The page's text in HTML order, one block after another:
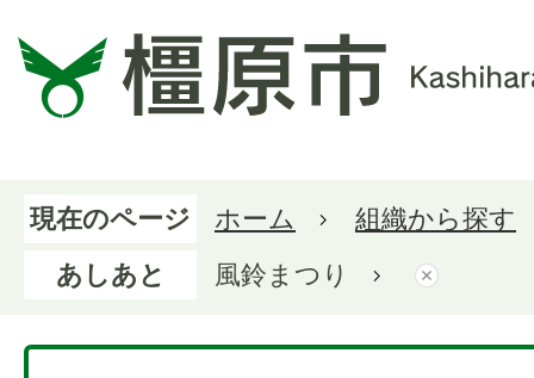
現在のページ ホーム
組織から探す
あしあと
風鈴まつり